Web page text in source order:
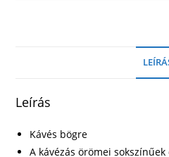
Leírás
Kávés bögre
A kávézás örömei sokszínűek